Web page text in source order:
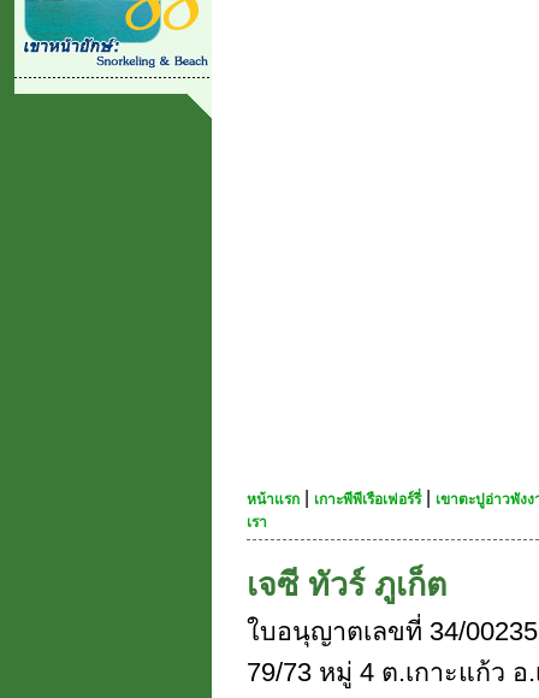
หน้าแรก เกาะพีพีเรือเฟอร์รี่|
เขาตะปูอ่าวพัง
เรา
เจซี ทัวร์ ภูเก็ต
ใบอนุญาตเลขที่ 34/
79/73 หมู่ 4 ต.เกาะแก้ว อ